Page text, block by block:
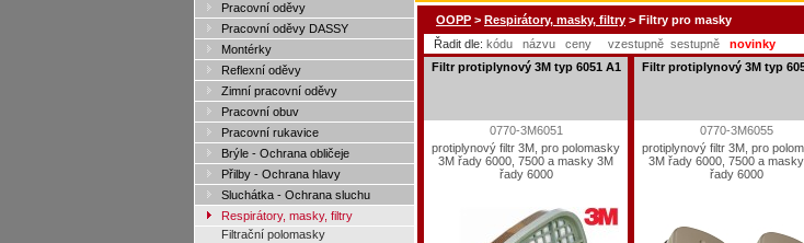
Pracovní oděvy
Pracovní oděvy DASSY
Montérky
Reflexní oděvy
Zimní pracovní oděvy
Pracovní obuv
Pracovní rukavice
Brýle - Ochrana obličeje
Přilby - Ochrana hlavy
Sluchátka - Ochrana sluchu
Respirátory, masky, filtry
Filtrační polomasky
OOPP > Respirátory, masky, filtry > Filtry pro masky
Řadit dle: kódu názvu ceny vzestupně sestupně novinky
Filtr protiplynový 3M typ 6051 A1
0770-3M6051
protiplynový filtr 3M, pro polomasky
3M řady 6000, 7500 a masky 3M
řady 6000
Filtr protiplynový 3M typ
0770-3M6055
protiplynový filtr 3M, pro
3M řady 6000, 7500 a
řady 6000